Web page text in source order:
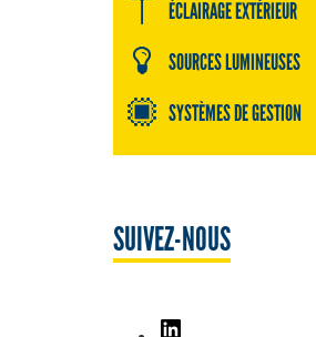
ÉCLAIRAGE EXTÉRIEUR
SOURCES LUMINEUSES
SYSTÈMES DE GESTION
SUIVEZ-NOUS